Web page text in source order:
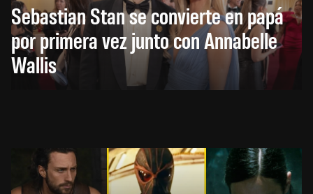
Sebastian Stan se convierte en papá
por primera vez junto con Annabelle
Wallis